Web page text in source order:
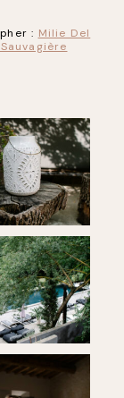
: Milie Del